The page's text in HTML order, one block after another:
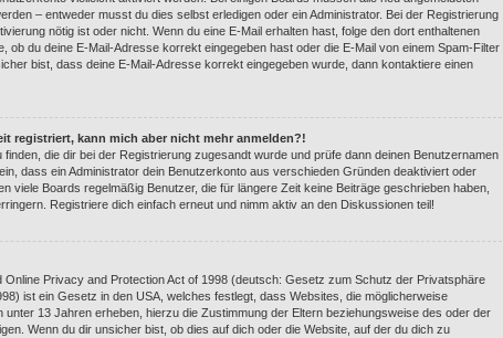
– entweder musst du dies selbst erledigen oder ein Administrator. Bei der Registrierung
nötig ist oder nicht. Wenn du eine E-Mail erhalten hast, folge den dort enthaltenen
ob du deine E-Mail-Adresse korrekt eingegeben hast oder die E-Mail von einem Spam-Filter
bist, dass deine E-Mail-Adresse korrekt eingegeben wurde, dann kontaktiere einen
registriert, kann mich aber nicht mehr anmelden?!
die dir bei der Registrierung zugesandt wurde und prüfe dann deinen Benutzernamen
dass ein Administrator dein Benutzerkonto aus verschieden Gründen deaktiviert oder
viele Boards regelmäßig Benutzer, die für längere Zeit keine Beiträge geschrieben haben,
Registriere dich einfach erneut und nimm aktiv an den Diskussionen teil!
Online Privacy and Protection Act of 1998 (deutsch: Gesetz zum Schutz der Privatsphäre
ist ein Gesetz in den USA, welches festlegt, dass Websites, die möglicherweise
unter 13 Jahren erheben, hierzu die Zustimmung der Eltern beziehungsweise des oder der
Wenn du dir unsicher bist, ob dies auf dich oder die Website, auf der du dich zu